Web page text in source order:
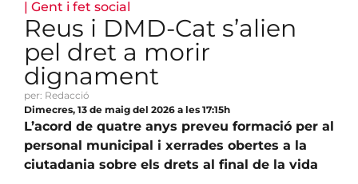
| Gent i fet social
Reus i DMD-Cat s’alien
pel dret a morir
dignament
per: Redacció
Dimecres, 13 de maig del 2026 a les 17:15h
L’acord de quatre anys preveu formació per al
personal municipal i xerrades obertes a la
ciutadania sobre els drets al final de la vida